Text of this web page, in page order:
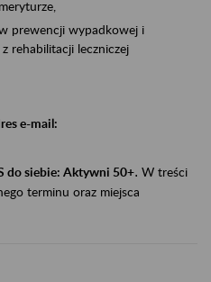
prewencji wypadkowej i
rehabilitacji leczniczej
e-mail:
do siebie: Aktywni 50+. W treści
terminu oraz miejsca